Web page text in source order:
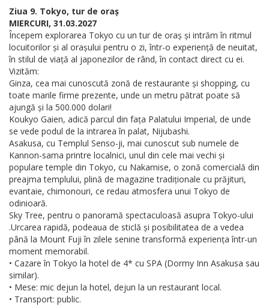
Ziua 9. Tokyo, tur de oraș
MIERCURI, 31.03.2027
Începem explorarea Tokyo cu un tur de oraș și intrăm în ritmul
locuitorilor și al orașului pentru o zi, într-o experiență de neuitat,
în stilul de viață al japonezilor de rând, în contact direct cu ei.
Vizităm:
Ginza, cea mai cunoscută zonă de restaurante și shopping, cu
toate marile firme prezente, unde un metru pătrat poate să
ajungă și la 500.000 dolari!
Koukyo Gaien, adică parcul din fața Palatului Imperial, de unde
se vede podul de la intrarea în palat, Nijubashi.
Asakusa, cu Templul Senso-ji, mai cunoscut sub numele de
Kannon-sama printre localnici, unul din cele mai vechi și
populare temple din Tokyo, cu Nakamise, o zonă comercială din
preajma templului, plină de magazine tradiționale cu prăjituri,
evantaie, chimonouri, ce redau atmosfera unui Tokyo de
odinioară.
Sky Tree, pentru o panoramă spectaculoasă asupra Tokyo-ului
.Urcarea rapidă, podeaua de sticlă și posibilitatea de a vedea
până la Mount Fuji în zilele senine transformă experiența într-un
moment memorabil.
• Cazare în Tokyo la hotel de 4* cu SPA (Dormy Inn Asakusa sau
similar).
• Mese: mic dejun la hotel, dejun la un restaurant local.
• Transport: public.